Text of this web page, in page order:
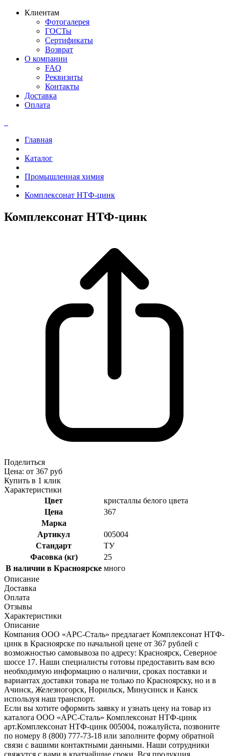
Клиентам
Фотогалерея
ГОСТы
Сертификаты
Возврат
О компании
FAQ
Реквизиты
Контакты
Доставка
Оплата
Главная
Каталог
Промышленная химия
Комплексонат НТФ-цинк
Комплексонат НТФ-цинк
Поделиться
Цена: от 367 руб
Купить в 1 клик
Характеристики
Цвет
кристаллы белого цвета
Цена
367
Марка
Артикул
005004
Стандарт
ТУ
Фасовка (кг)
25
В наличии в Красноярске много
Описание
Доставка
Оплата
Отзывы
Характеристики
Описание
Компания ООО «АРС-Сталь» предлагает Комплексонат НТФ-
цинк в Красноярске по начальной цене от 367 рублей с
возможностью самовывоза по адресу: Красноярск, Северное
шоссе 17. Наши специалисты готовы предоставить вам всю
необходимую информацию о наличии, сроках поставки и
вариантах доставки товара не только по Красноярску, но и в
Ачинск, Железногорск, Норильск, Минусинск и Канск
используя наш транспорт.
Если вы хотите оформить заявку и узнать цену на товар из
каталога ООО «АРС-Сталь» Комплексонат НТФ-цинк
арт.Комплексонат НТФ-цинк 005004, пожалуйста, позвоните
по номеру 8 (800) 777-73-18 или заполните форму обратной
связи с вашими контактными данными. Наши сотрудники
свяжутся с вами в кратчайшие сроки. Вся продукция